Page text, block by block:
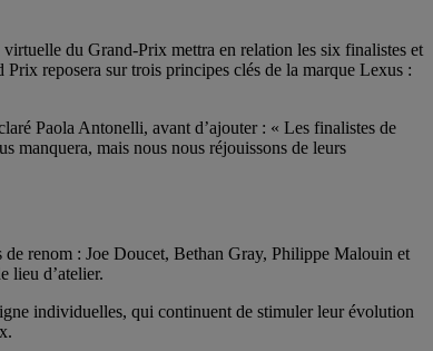
du Grand-Prix mettra en relation les six finalistes et
reposera sur trois principes clés de la marque Lexus :
Paola Antonelli, avant d’ajouter : « Les finalistes de
manquera, mais nous nous réjouissons de leurs
de renom : Joe Doucet, Bethan Gray, Philippe Malouin et
lieu d’atelier.
individuelles, qui continuent de stimuler leur évolution